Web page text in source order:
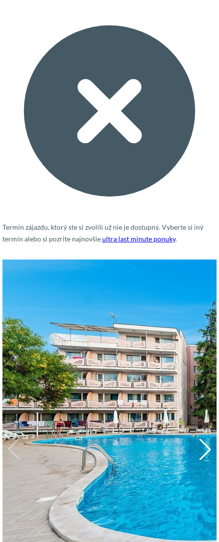
Termín zájazdu, ktorý ste si zvolili už nie je dostupný. Vyberte si iný
termín alebo si pozrite najnovšieultra last minute ponuky.